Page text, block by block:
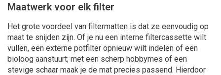
Maatwerk voor elk filter
Het grote voordeel van filtermatten is dat ze eenvoudig op
maat te snijden zijn. Of je nu een interne filtercassette wilt
vullen, een externe potfilter opnieuw wilt indelen of een
bioloog aanstuurt; met een scherp hobbymes of een
stevige schaar maak je de mat precies passend. Hierdoor